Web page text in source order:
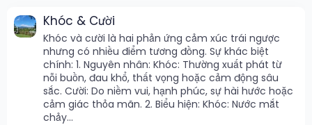
Khóc & Cười
Khóc và cười là hai phản ứng cảm xúc trái ngược
nhưng có nhiều điểm tương đồng. Sự khác biệt
chính: 1. Nguyên nhân: Khóc: Thường xuất phát từ
nỗi buồn, đau khổ, thất vọng hoặc cảm động sâu
sắc. Cười: Do niềm vui, hạnh phúc, sự hài hước hoặc
cảm giác thỏa mãn. 2. Biểu hiện: Khóc: Nước mắt
chảy...